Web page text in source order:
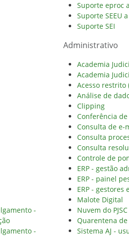
-
-
Suporte eproc
Suporte SEEU
Suporte SEI
Administrativo
Academia
Academia
Acesso restrito
Análise de
Clipping
Conferência
Consulta de e-
Consulta
Consulta
Controle de
ERP - gestão
ERP - painel
ERP - gestores
Malote Digital
Nuvem do
Quarentena
Sistema AJ -